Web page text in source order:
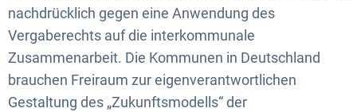
nachdrücklich gegen eine Anwendung des
Vergaberechts auf die interkommunale
Zusammenarbeit. Die Kommunen in Deutschland
brauchen Freiraum zur eigenverantwortlichen
Gestaltung des „Zukunftsmodells“ der